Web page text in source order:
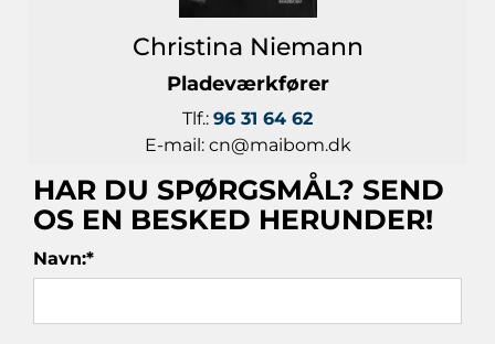
Christina Niemann
Pladeværkfører
Tlf.: 96 31 64 62
E-mail: cn@maibom.dk
HAR DU SPØRGSMÅL? SEND
OS EN BESKED HERUNDER!
Navn:*